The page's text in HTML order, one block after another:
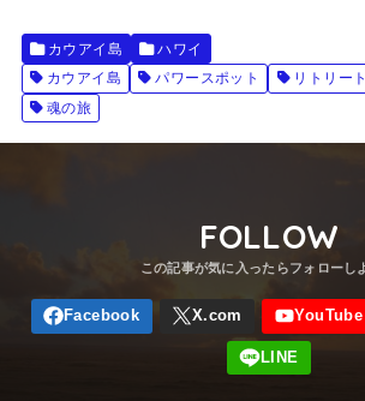
カウアイ島
ハワイ
カウアイ島
パワースポット リトリート
魂の旅
FOLLOW